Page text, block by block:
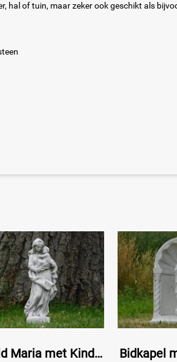
hal of tuin, maar zeker ook geschikt als
Beeld Maria met Kind - Volledig Steen - Wit met Grijs